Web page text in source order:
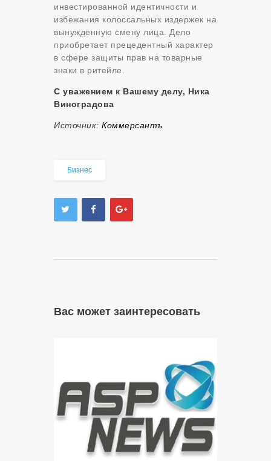
инвестированной идентичности и
избежания колоссальных издержек на
вынужденную смену лица. Дело
приобретает прецедентный характер
в сфере защиты прав на товарные
знаки в ритейле.
С уважением к Вашему делу, Ника
Виноградова
Источник: Коммерсантъ
Бизнес
Вас может заинтересовать